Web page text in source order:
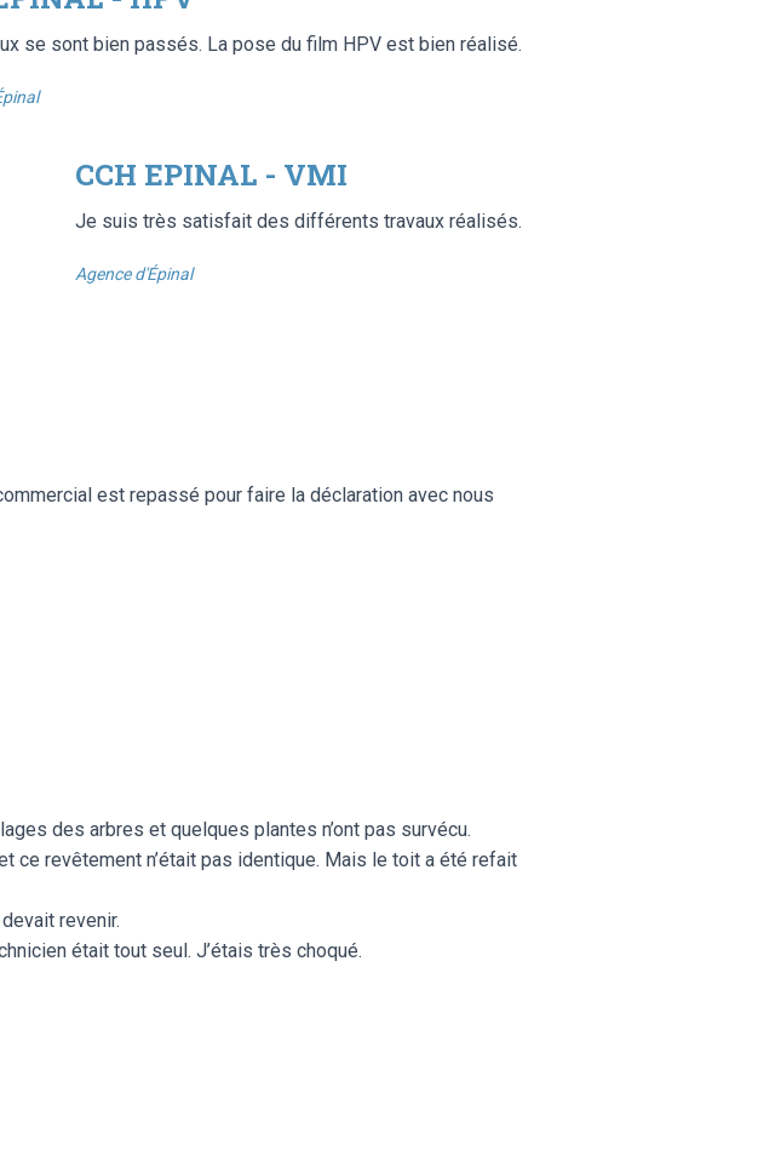
se sont bien passés. La pose du film HPV est bien réalisé.
CCH EPINAL - VMI
Je suis très satisfait des différents travaux réalisés.
Agence d'Épinal
est repassé pour faire la déclaration avec nous
des arbres et quelques plantes n’ont pas survécu.
ce revêtement n’était pas identique. Mais le toit a été refait
revenir.
était tout seul. J’étais très choqué.